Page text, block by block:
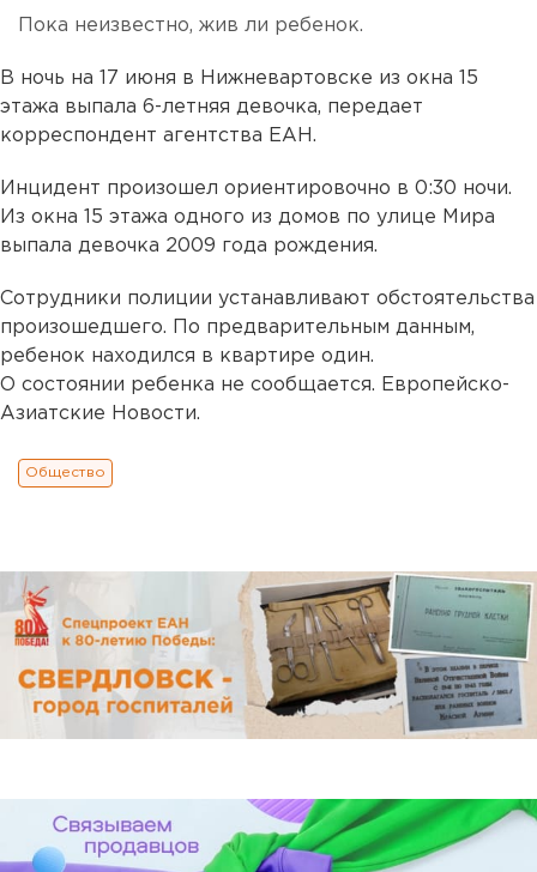
Пока неизвестно, жив ли ребенок.
В ночь на 17 июня в Нижневартовске из окна 15
этажа выпала 6-летняя девочка, передает
корреспондент агентства ЕАН.
Инцидент произошел ориентировочно в 0:30 ночи.
Из окна 15 этажа одного из домов по улице Мира
выпала девочка 2009 года рождения.
Сотрудники полиции устанавливают обстоятельства
произошедшего. По предварительным данным,
ребенок находился в квартире один.
О состоянии ребенка не сообщается. Европейско-
Азиатские Новости.
Общество